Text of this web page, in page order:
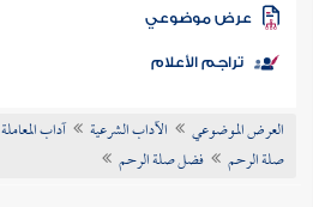
الكتب
موضوعي
تراجم الأعلام
العرض الموضوعي الآداب الشرعية آداب المعاملة
صلة الرحم
فضل صلة الرحم